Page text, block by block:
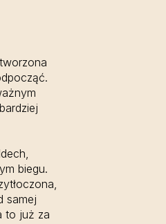
biegu.
samej
to już za